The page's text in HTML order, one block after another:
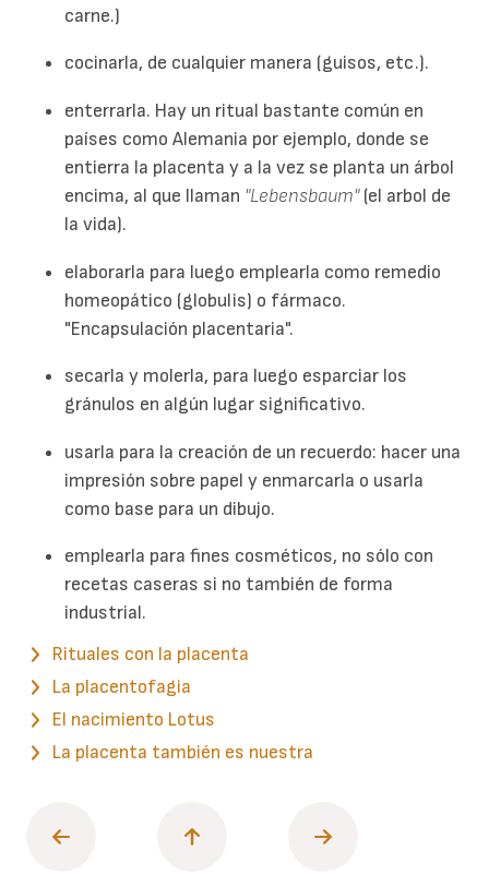
carne.)
cocinarla, de cualquier manera (guisos, etc.).
enterrarla. Hay un ritual bastante común en
países como Alemania por ejemplo, donde se
entierra la placenta y a la vez se planta un árbol
encima, al que llaman "Lebensbaum"(el arbol de
la vida).
elaborarla para luego emplearla como remedio
homeopático (globulis) o fármaco.
"Encapsulación placentaria".
secarla y molerla, para luego esparciar los
gránulos en algún lugar significativo.
usarla para la creación de un recuerdo: hacer una
impresión sobre papel y enmarcarla o usarla
como base para un dibujo.
emplearla para fines cosméticos, no sólo con
recetas caseras si no también de forma
industrial.
Rituales con la placenta
La placentofagia
El nacimiento Lotus
La placenta también es nuestra